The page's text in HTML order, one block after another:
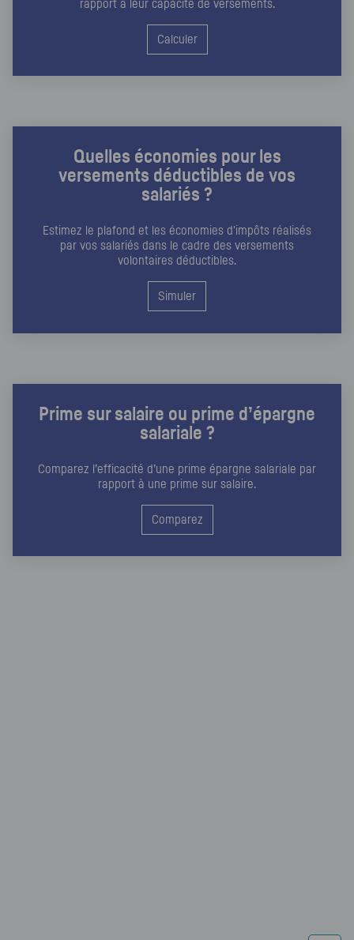
Prime sur salaire ou prime d’épargne
salariale ?
Comparez l’efficacité d’une prime épargne salariale par
rapport à une prime sur salaire.
Comparez
rapport à leur capacité de versements.
Calculer
Quelles économies pour les
versements déductibles de vos
salariés ?
Estimez le plafond et les économies d'impôts réalisés
par vos salariés dans le cadre des versements
volontaires déductibles.
Simuler